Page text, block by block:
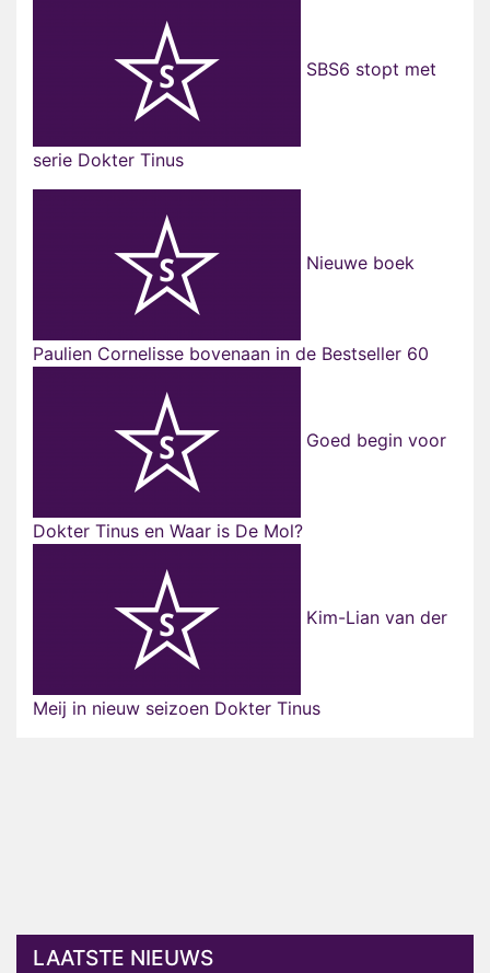
SBS6 stopt met
serie Dokter Tinus
Nieuwe boek
Paulien Cornelisse bovenaan in de Bestseller 60
Goed begin voor
Dokter Tinus en Waar is De Mol?
Kim-Lian van der
Meij in nieuw seizoen Dokter Tinus
LAATSTE NIEUWS